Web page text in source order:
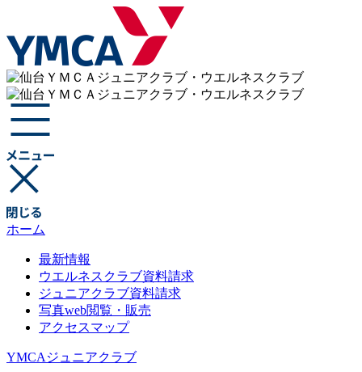
ホーム
最新情報
ウエルネスクラブ資料請求
ジュニアクラブ資料請求
写真web閲覧・販売
アクセスマップ
YMCAジュニアクラブ